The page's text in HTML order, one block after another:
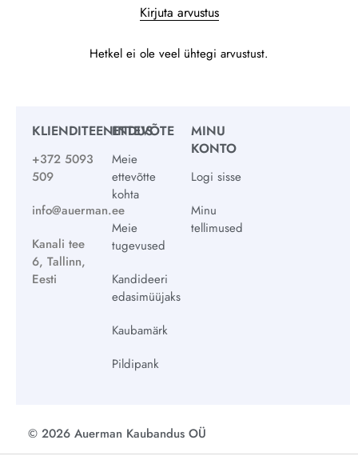
Kirjuta arvustus
Hetkel ei ole veel ühtegi arvustust.
KLIENDITEENINDUS
+372 5093
509
info@auerman.ee
Kanali tee
6, Tallinn,
Eesti
ETTEVÕTE
Meie
ettevõtte
kohta
Meie
tugevused
Kandideeri
edasimüüjaks
Kaubamärk
Pildipank
MINU
KONTO
Logi sisse
Minu
tellimused
© 2026 Auerman Kaubandus OÜ